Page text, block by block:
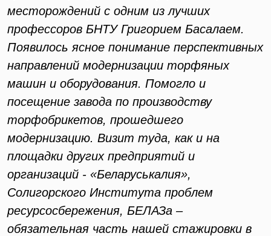
месторождений с одним из лучших
профессоров БНТУ Григорием Басалаем.
Появилось ясное понимание перспективных
направлений модернизации торфяных
машин и оборудования. Помогло и
посещение завода по производству
торфобрикетов, прошедшего
модернизацию. Визит туда, как и на
площадки других предприятий и
организаций - «Беларуськалия»,
Солигорского Института проблем
ресурсосбережения, БЕЛАЗа –
обязательная часть нашей стажировки в